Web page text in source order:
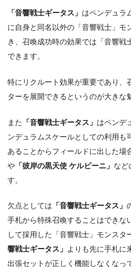
「音響戦士ギータス」 はペンデュラ
に自身と同名以外の「音響戦士」モ
き、召喚成功時の効果では「音響戦
できます。
特にリクルート効果が重要であり、
ターを展開できるというのが大きな
また 「音響戦士ギータス」 はペンデ
ンデュラムスケールとしての利用も
あることからフィールドに出した場
や 「彼岸の黒天使 ケルビーニ」 など
す。
欠点としては 「音響戦士ギータス」
手札から特殊召喚することはできな
して採用した「音響戦士」モンスタ
響戦士ギータス」 よりも先に手札に
出張セットが正しく機能しなくなっ